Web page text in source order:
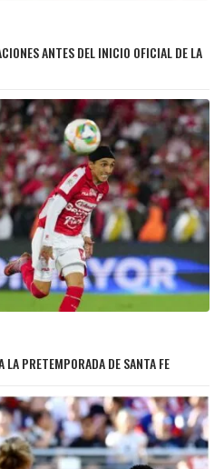
ANTES DEL INICIO OFICIAL DE LA
PRETEMPORADA DE SANTA FE